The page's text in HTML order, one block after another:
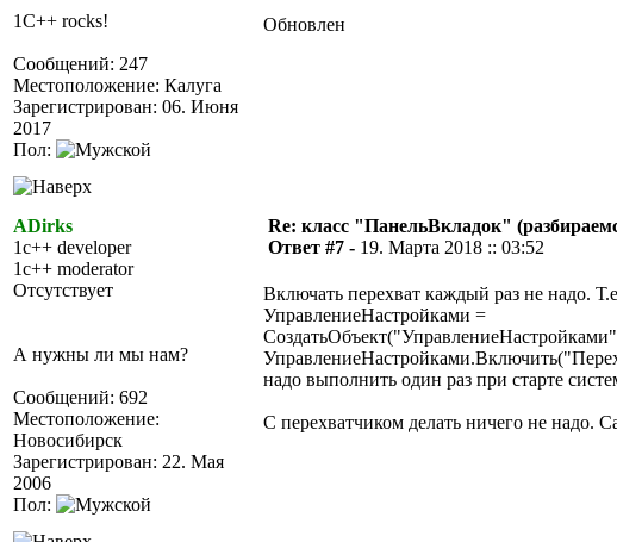
1C++ rocks!
Сообщений: 247
Местоположение: Калуга
Зарегистрирован: 06. Июня
2017
Пол:
Обновлен
ADirks
1c++ developer
1c++ moderator
Отсутствует
А нужны ли мы нам?
Сообщений: 692
Местоположение:
Новосибирск
Зарегистрирован: 22. Мая
2006
Пол:
Re: класс "ПанельВкладок"
Ответ #7 - 19. Марта 2018 :: 03:52
Включать перехват каждый раз не надо.
УправлениеНастройками =
надо выполнить один раз при старте
С перехватчиком делать ничего не надо.